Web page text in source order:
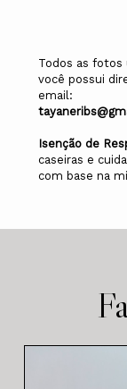
Todos as fotos
você possui
email:
Isenção de
caseiras e
com base na